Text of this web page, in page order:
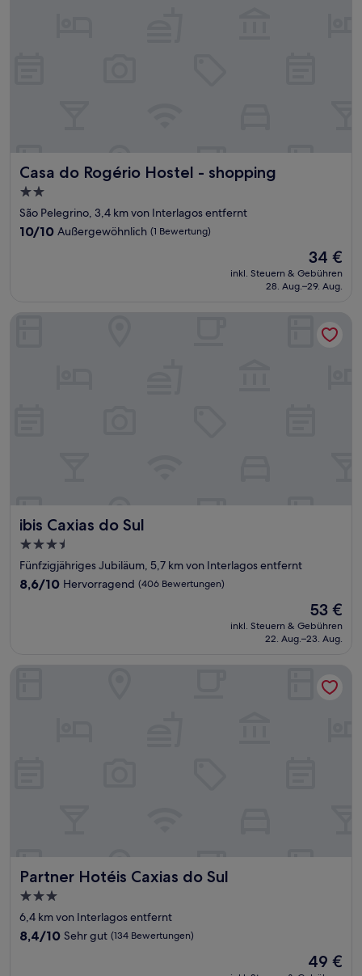
Casa do Rogério Hostel - shopping
Casa do Rogério Hostel - shopping
2.0-
Sterne-
Unterkunft
São Pelegrino, 3,4 km von Interlagos entfernt
10.0
10/10 Außergewöhnlich (1 Bewertung)
Der
Preis
beträgt
34 €
inkl. Steuern & Gebühren
28. Aug.–29. Aug.
ibis Caxias do Sul
ibis Caxias do Sul
3.5-
Sterne-
Unterkunft
Fünfzigjähriges Jubiläum, 5,7 km von Interlagos entfernt
8.6
8,6/10 Hervorragend (406 Bewertungen)
Der
Preis
beträgt
53 €
inkl. Steuern & Gebühren
22. Aug.–23. Aug.
Partner Hotéis Caxias do Sul
Partner Hotéis Caxias do Sul
3.0-
Sterne-
Unterkunft
6,4 km von Interlagos entfernt
8.4
8,4/10 Sehr gut (134 Bewertungen)
Der
Preis
49 €
Partner Hotéis Caxias do Sul